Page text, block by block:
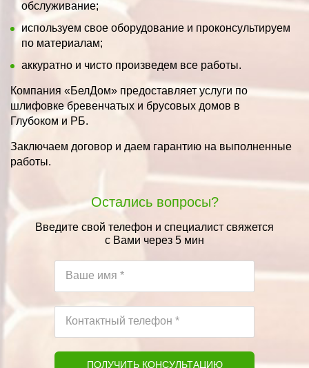
обслуживание;
используем свое оборудование и проконсультируем
по материалам;
аккуратно и чисто произведем все работы.
Компания «БелДом» предоставляет услуги по
шлифовке бревенчатых и брусовых домов в
Глубоком и РБ.
Заключаем договор и даем гарантию на выполненные
работы.
Остались вопросы?
Введите свой телефон и специалист свяжется
с Вами через 5 мин
ПОЛУЧИТЬ КОНСУЛЬТАЦИЮ